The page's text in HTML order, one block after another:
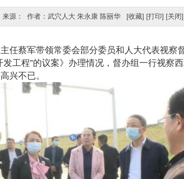
源： 作者：武穴人大 朱永康 陈丽华 [收藏] [打印] [关闭]
蔡军带领常委会部分委员和人大代表视察
工程”的议案》办理情况，督办组一行视察
兴不已。